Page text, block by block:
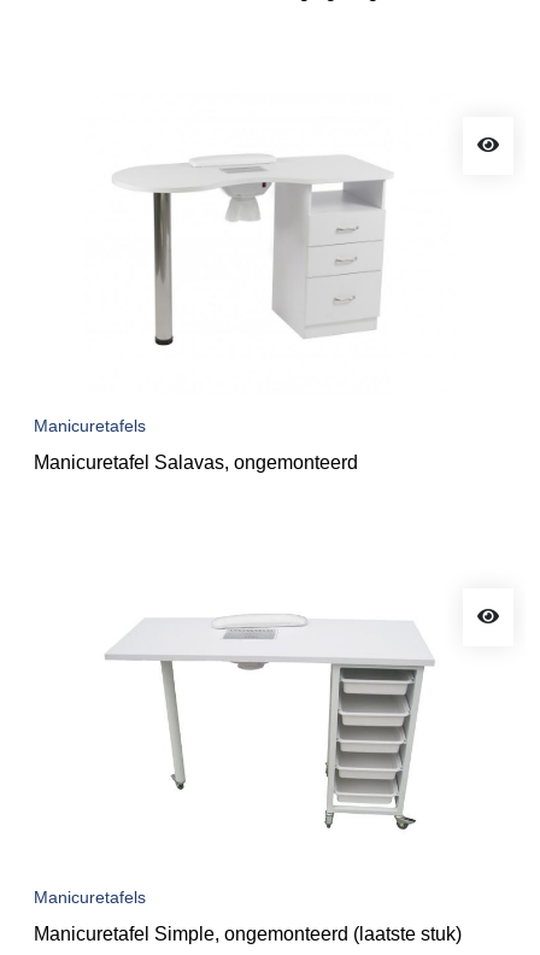
Manicuretafels
Manicuretafel Salavas, ongemonteerd
Manicuretafels
Manicuretafel Simple, ongemonteerd (laatste stuk)